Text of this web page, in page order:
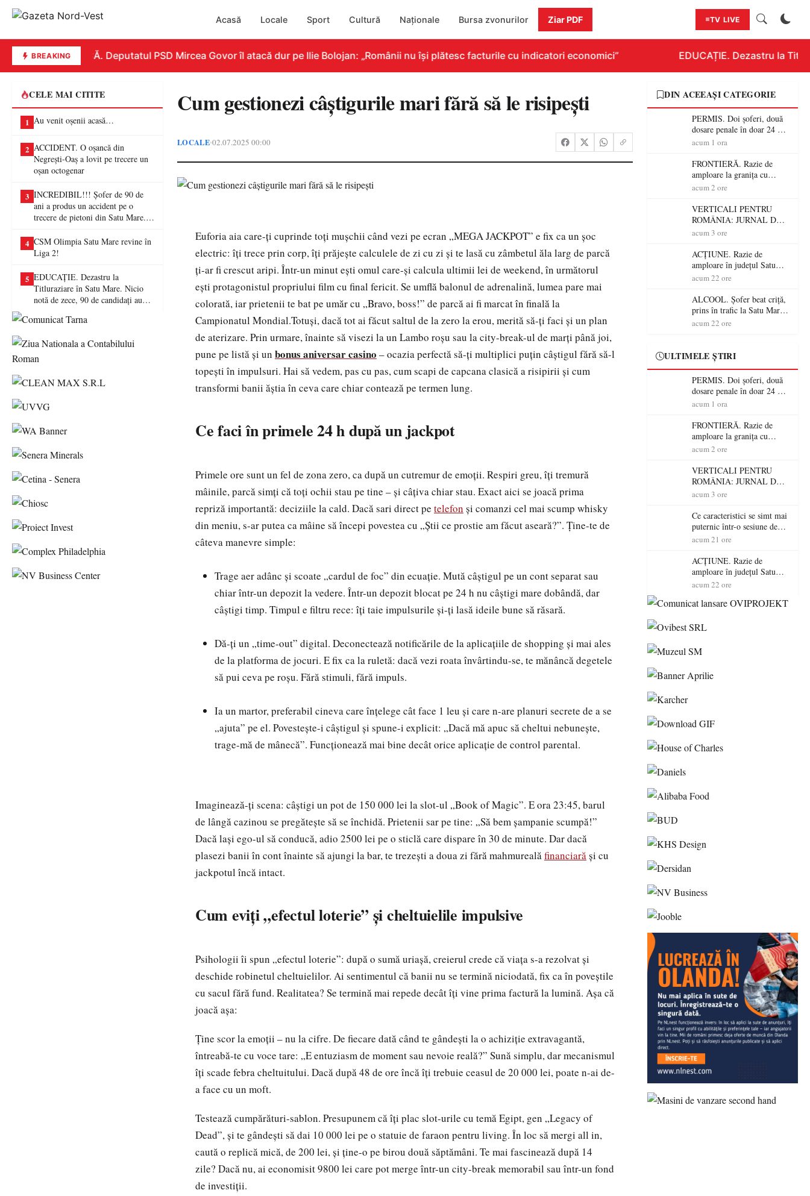
Acasă Locale Sport Cultură Naționale Bursa zvonurilor Ziar PDF TV LIVE
BREAKING
REPLICĂ. Deputatul PSD Mircea Govor îl atacă dur pe Ilie Bolojan: „Românii nu își plătesc facturile cu indicatori economici” EDUCAȚIE. Dezastru la
CELE MAI CITITE
1 Au venit oșenii acasă…
2 ACCIDENT. O oșancă din
Negrești-Oaș a lovit pe trecere un
oșan octogenar
3 INCREDIBIL!!! Șofer de 90 de
ani a produs un accident pe o
trecere de pietoni din Satu Mare. O
4 CSM Olimpia Satu Mare revine în
Liga 2!
5 EDUCAȚIE. Dezastru la
Titluraziare în Satu Mare. Nicio
notă de zece, 90 de candidați au
Cum gestionezi câștigurile mari fără să le risipești
LOCALE•02.07.2025 00:00
Euforia aia care-ți cuprinde toți mușchii când vezi pe ecran „MEGA JACKPOT” e fix ca un șoc
electric: îți trece prin corp, îți prăjește calculele de zi cu zi și te lasă cu zâmbetul ăla larg de parcă
ți-ar fi crescut aripi. Într-un minut ești omul care-și calcula ultimii lei de weekend, în următorul
ești protagonistul propriului film cu final fericit. Se umflă balonul de adrenalină, lumea pare mai
colorată, iar prietenii te bat pe umăr cu „Bravo, boss!” de parcă ai fi marcat în finală la
Campionatul Mondial.Totuși, dacă tot ai făcut saltul de la zero la erou, merită să-ți faci și un plan
de aterizare. Prin urmare, înainte să visezi la un Lambo roșu sau la city-break-ul de marți până joi,
pune pe listă și un bonus aniversar casino – ocazia perfectă să-ți multiplici puțin câștigul fără să-l
topești în impulsuri. Hai să vedem, pas cu pas, cum scapi de capcana clasică a risipirii și cum
transformi banii ăștia în ceva care chiar contează pe termen lung.
Ce faci în primele 24 h după un jackpot
Primele ore sunt un fel de zona zero, ca după un cutremur de emoții. Respiri greu, îți tremură
mâinile, parcă simți că toți ochii stau pe tine – și câțiva chiar stau. Exact aici se joacă prima
repriză importantă: deciziile la cald. Dacă sari direct pe telefon și comanzi cel mai scump whisky
din meniu, s-ar putea ca mâine să începi povestea cu „Știi ce prostie am făcut aseară?”. Ține-te de
câteva manevre simple:
Trage aer adânc și scoate „cardul de foc” din ecuație. Mută câștigul pe un cont separat sau
chiar într-un depozit la vedere. Într-un depozit blocat pe 24 h nu câștigi mare dobândă, dar
câștigi timp. Timpul e filtru rece: îți taie impulsurile și-ți lasă ideile bune să răsară.
Dă-ți un „time-out” digital. Deconectează notificările de la aplicațiile de shopping și mai ales
de la platforma de jocuri. E fix ca la ruletă: dacă vezi roata învârtindu-se, te mănâncă degetele
să pui ceva pe roșu. Fără stimuli, fără impuls.
Ia un martor, preferabil cineva care înțelege cât face 1 leu și care n-are planuri secrete de a se
„ajuta” pe el. Povestește-i câștigul și spune-i explicit: „Dacă mă apuc să cheltui nebunește,
trage-mă de mânecă”. Funcționează mai bine decât orice aplicație de control parental.
Imaginează-ți scena: câștigi un pot de 150 000 lei la slot-ul „Book of Magic”. E ora 23:45, barul
de lângă cazinou se pregătește să se închidă. Prietenii sar pe tine: „Să bem șampanie scumpă!”
Dacă lași ego-ul să conducă, adio 2500 lei pe o sticlă care dispare în 30 de minute. Dar dacă
plasezi banii în cont înainte să ajungi la bar, te trezești a doua zi fără mahmurealăfinanciarăși cu
jackpotul încă intact.
Cum eviți „efectul loterie” și cheltuielile impulsive
Psihologii îi spun „efectul loterie”: după o sumă uriașă, creierul crede că viața s-a rezolvat și
deschide robinetul cheltuielilor. Ai sentimentul că banii nu se termină niciodată, fix ca în poveștile
cu sacul fără fund. Realitatea? Se termină mai repede decât îți vine prima factură la lumină. Așa că
joacă așa:
Ține scor la emoții – nu la cifre. De fiecare dată când te gândești la o achiziție extravagantă,
întreabă-te cu voce tare: „E entuziasm de moment sau nevoie reală?” Sună simplu, dar mecanismul
îți scade febra cheltuitului. Dacă după 48 de ore încă îți trebuie ceasul de 20 000 lei, poate n-ai de-
a face cu un moft.
Testează cumpărături-sablon. Presupunem că îți plac slot-urile cu temă Egipt, gen „Legacy of
Dead”, și te gândești să dai 10 000 lei pe o statuie de faraon pentru living. În loc să mergi all in,
caută o replică mică, de 200 lei, și ține-o pe birou două săptămâni. Te mai fascinează după 14
zile? Dacă nu, ai economisit 9800 lei care pot merge într-un city-break memorabil sau într-un fond
de investiții.
DIN ACEEAȘI CATEGORIE
PERMIS. Doi șoferi, două
dosare penale în doar 24 de
ore la Petea! Unul avea
nu a avut niciodată permis
acum 1 ora
FRONTIERĂ. Razie de
amploare la granița cu
Ungaria! 800 de persoane și
verificate
acum 2 ore
VERTICALI PENTRU
ROMÂNIA: JURNAL DE
CĂLĂTORIE FIJET
acum 3 ore
ACȚIUNE. Razie de
amploare în județul Satu
Mare! Polițiștii au dat sute
șoferi fără permis într-o
singură zi
acum 22 ore
ALCOOL. Șofer beat criță,
prins în trafic la Satu Mare!
Alcoolemie uriașă
acum 22 ore
ULTIMELE ȘTIRI
PERMIS. Doi șoferi, două
dosare penale în doar 24 de
ore la Petea! Unul avea
nu a avut niciodată permis
acum 1 ora
FRONTIERĂ. Razie de
amploare la granița cu
Ungaria! 800 de persoane și
verificate
acum 2 ore
VERTICALI PENTRU
ROMÂNIA: JURNAL DE
CĂLĂTORIE FIJET
acum 3 ore
Ce caracteristici se simt mai
puternic într-o sesiune de
distracție la sloturi online:
RTP?
acum 21 ore
ACȚIUNE. Razie de
amploare în județul Satu
Mare! Polițiștii au dat sute
șoferi fără permis într-o
acum 22 ore